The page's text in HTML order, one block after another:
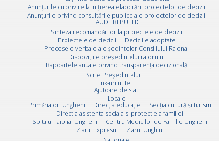
Anunțurile cu privire la inițierea elaborării proiectelor de decizii
Anunțurile privind consultările publice ale proiectelor de decizii
AUDIERI PUBLICE
Sinteza recomandărilor la proiectele de decizii
Proiectele de decizii
Deciziile adoptate
Procesele verbale ale ședințelor Consiliului Raional
Dispozițiile președintelui raionului
Rapoartele anuale privind transparența decizională
Scrie Preşedintelui
Link-uri utile
Ajutoare de stat
Locale
Primăria or. Ungheni
Direcția educație
Secția cultură și turism
Directia asistenta sociala si protectie a familiei
Spitalul raional Ungheni
Centru Medicilor de Familie Ungheni
Ziarul Expresul
Ziarul Unghiul